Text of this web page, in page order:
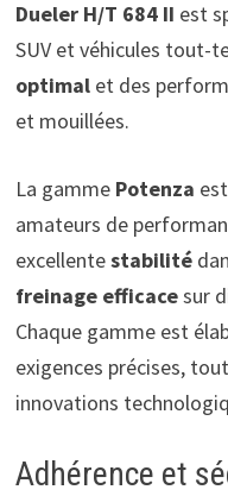
Dueler H/T 684 II est
SUV et véhicules tout-
optimalet des
et mouillées.
La gamme Potenza
amateurs de
excellentestabilité
freinage efficacesur
Chaque gamme est
exigences précises,
innovations
Adhérence et